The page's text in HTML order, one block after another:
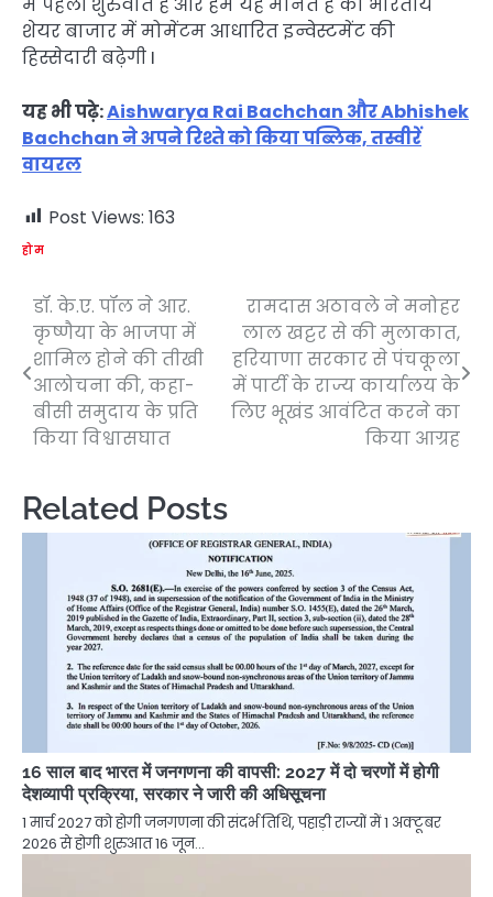
में पहली शुरुवात है और हम यह मानते हैं की भारतीय
शेयर बाजार में मोमेंटम आधारित इन्वेस्टमेंट की
हिस्सेदारी बढ़ेगी I
यह भी पढ़े:Aishwarya Rai Bachchan और Abhishek
Bachchan ने अपने रिश्ते को किया पब्लिक, तस्वीरें
वायरल
Post Views: 163
होम
Post
navigation
डॉ. के.ए. पॉल ने आर.
कृष्णैया के भाजपा में
शामिल होने की तीखी
आलोचना की, कहा-
बीसी समुदाय के प्रति
किया विश्वासघात
रामदास अठावले ने मनोहर
लाल खट्टर से की मुलाकात,
हरियाणा सरकार से पंचकूला
में पार्टी के राज्य कार्यालय के
लिए भूखंड आवंटित करने का
किया आग्रह
Related Posts
16 साल बाद भारत में जनगणना की वापसी: 2027 में दो चरणों में होगी
देशव्यापी प्रक्रिया, सरकार ने जारी की अधिसूचना
1 मार्च 2027 को होगी जनगणना की संदर्भ तिथि, पहाड़ी राज्यों में 1 अक्टूबर
2026 से होगी शुरुआत 16 जून…